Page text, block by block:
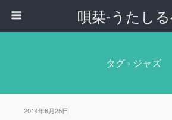
唄栞-うたし
タグ › ジャズ
2014年6月25日